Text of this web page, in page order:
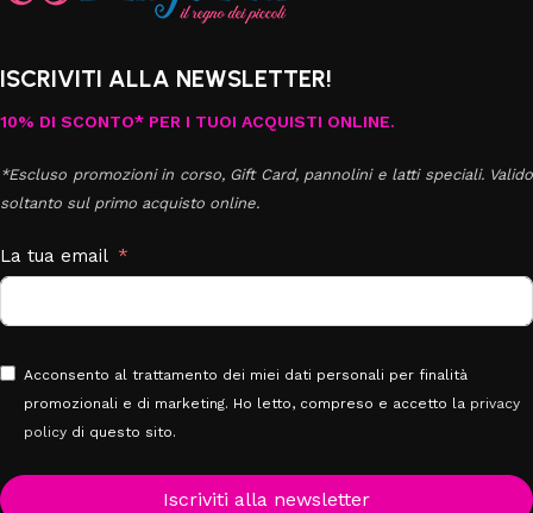
ISCRIVITI ALLA NEWSLETTER!
10% DI SCONTO* PER I TUOI ACQUISTI ONLINE.
*Escluso promozioni in corso, Gift Card, pannolini e latti speciali. Valido
soltanto sul primo acquisto online.
La tua email
Acconsento al trattamento dei miei dati personali per finalità
promozionali e di marketing. Ho letto, compreso e accetto la privacy
policy di questo sito.
Iscriviti alla newsletter